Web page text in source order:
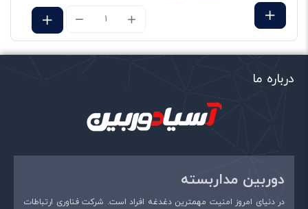
ایمیل*
درباره ما
دوربین مداربسته
در دنیای امروز امنیت مهمترین دغدغه افراد است. شرکت فناوری ارتباطات